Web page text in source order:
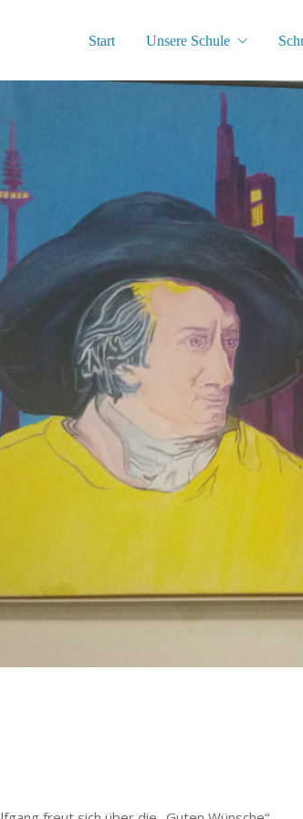
Start Unsere Schule